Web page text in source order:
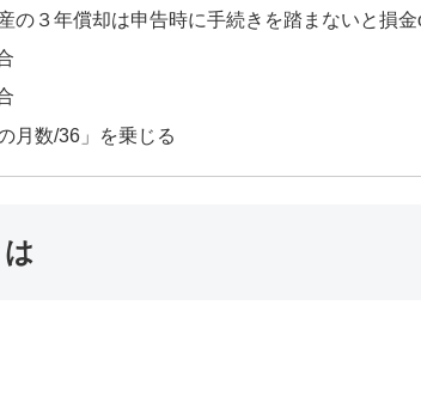
の３年償却は申告時に手続きを踏まないと損
月数/36」を乗じる